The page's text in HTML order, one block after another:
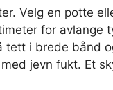
Velg en potte
for avlange
tett i brede bånd
jevn fukt. Et